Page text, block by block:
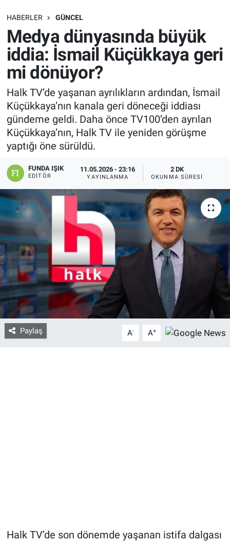
HABERLER GÜNCEL
Medya dünyasında büyük
iddia: İsmail Küçükkaya geri
mi dönüyor?
Halk TV’de yaşanan ayrılıkların ardından, İsmail
Küçükkaya’nın kanala geri döneceği iddiası
gündeme geldi. Daha önce TV100’den ayrılan
Küçükkaya’nın, Halk TV ile yeniden görüşme
yaptığı öne sürüldü.
FUNDA IŞIK
EDITÖR
11.05.2026 - 23:16
YAYINLANMA
2 DK
OKUNMA SÜRESI
Paylaş A- A+
Halk TV’de son dönemde yaşanan istifa dalgası
SAĞLIK
EKONOMİ
EĞİTİM
ÖZEL HABER
Keşfet
ASTROLOJİ
MANŞET
RESMİ İLANLAR
İLAN
Bize ulaşın
İletişim/Künye
Yaşam
Gözden Kaçmasın